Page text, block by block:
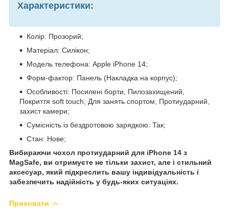
Характеристики:
Колір: Прозорий;
Матеріал: Силікон;
Модель телефона: Apple iPhone 14;
Форм-фактор: Панель (Накладка на корпус);
Особливості: Посилені борти, Пилозахищений,
Покриття soft touch, Для занять спортом, Протиударний,
захист камери;
Сумісність із бездротовою зарядкою: Так;
Стан: Нове;
Вибираючи чохол протиударний для iPhone 14 з
MagSafe, ви отримуєте не тільки захист, але і стильний
аксесуар, який підкреслить вашу індивідуальність і
забезпечить надійність у будь-яких ситуаціях.
Приховати